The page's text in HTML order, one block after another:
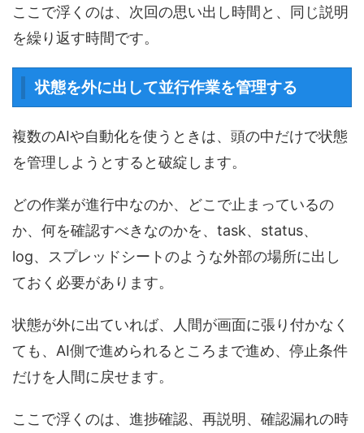
ここで浮くのは、次回の思い出し時間と、同じ説明
を繰り返す時間です。
状態を外に出して並行作業を管理する
複数のAIや自動化を使うときは、頭の中だけで状態
を管理しようとすると破綻します。
どの作業が進行中なのか、どこで止まっているの
か、何を確認すべきなのかを、task、status、
log、スプレッドシートのような外部の場所に出し
ておく必要があります。
状態が外に出ていれば、人間が画面に張り付かなく
ても、AI側で進められるところまで進め、停止条件
だけを人間に戻せます。
ここで浮くのは、進捗確認、再説明、確認漏れの時